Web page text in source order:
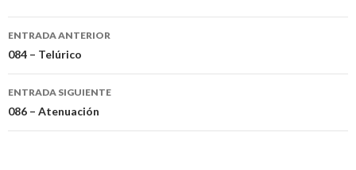
Navegación
de
entradas
ENTRADA ANTERIOR
084 – Telúrico
ENTRADA SIGUIENTE
086 – Atenuación